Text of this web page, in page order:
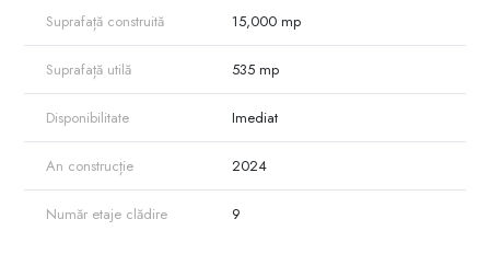
-3 ascensoare;
-5 săli de conferințe cu o capacitate de până la 300 de persoane
-parcări multietajate 250+ locuri de parcare
-geamuri panoramice;
-zonă comercială la parter.
-Preț spații birouri 20 Euro/m.p., spații comerciale 30 Euro/m.p., TVA și
Această proprietate reprezintă o oportunitate unică pentru investitorii sau
antreprenorii care doresc să își dezvolte afacerea într-un mediu atractiv
și versatil.
Pentru mai multe informații sau pentru a programa o vizionare, vă
Suprafață construită 15,000 mp
Suprafață utilă 535 mp
Disponibilitate Imediat
An construcție 2024
Număr etaje clădire 9